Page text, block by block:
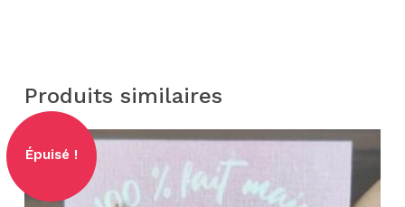
Produits similaires